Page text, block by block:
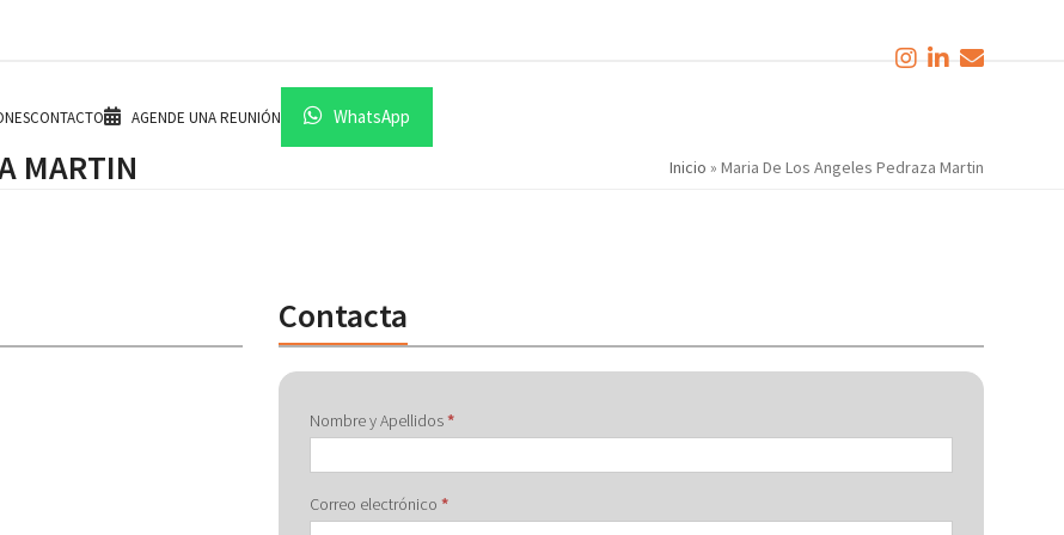
CONTACTO AGENDE UNA REUNIÓN WhatsApp
MARTIN Inicio » Maria De Los Angeles Pedraza Martin
Contacta
Contactar
con
Nombre y Apellidos*
Correo electrónico *